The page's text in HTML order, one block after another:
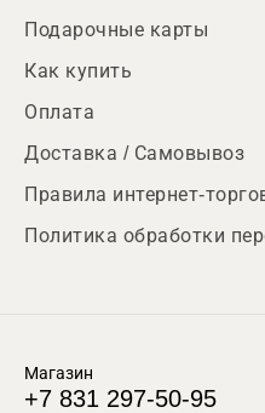
Подарочные карты
Как купить
Оплата
Доставка / Самовывоз
Правила интернет-
Политика обработки
Магазин
+7 831 297-50-95